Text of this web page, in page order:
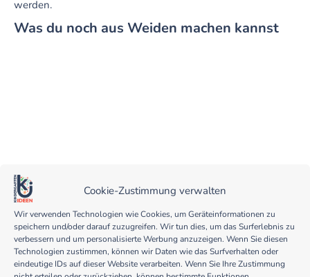
Cookie-Zustimmung verwalten
Wir verwenden Technologien wie Cookies, um Geräteinformationen zu
speichern und/oder darauf zuzugreifen. Wir tun dies, um das Surferlebnis zu
verbessern und um personalisierte Werbung anzuzeigen. Wenn Sie diesen
Technologien zustimmen, können wir Daten wie das Surfverhalten oder
eindeutige IDs auf dieser Website verarbeiten. Wenn Sie Ihre Zustimmung
werden.
Was du noch aus Weiden machen kannst
Hier klicken